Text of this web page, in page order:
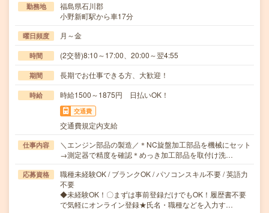
勤務地
福島県石川郡
小野新町駅から車17分
曜日頻度 月～金
時間 (2交替)8:10～17:00、20:00～翌4:55
期間 長期でお仕事できる方、大歓迎！
時給 時給1500～1875円 日払いOK！
交通費
交通費規定内支給
仕事内容
＼エンジン部品の製造／＊NC旋盤加工部品を機械にセット
→測定器で精度を確認＊めっき加工部品を取付け洗…
応募資格
職種未経験OK / ブランクOK / パソコンスキル不要 / 英語力
不要
◆未経験OK！〇まずは事前登録だけでもOK！履歴書不要
で気軽にオンライン登録★氏名・職種などを入力す…